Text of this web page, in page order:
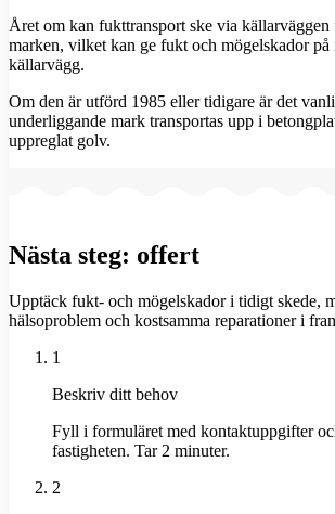
Året om kan fukttransport ske via
marken, vilket kan ge fukt och mögelskador på
källarvägg.
Om den är utförd 1985 eller tidigare är det
underliggande mark transportas upp i
uppreglat golv.
Nästa steg: offert
Upptäck fukt- och mögelskador i tidigt skede,
hälsoproblem och kostsamma reparationer i
1
Beskriv ditt behov
Fyll i formuläret med kontaktuppgifter
fastigheten. Tar 2 minuter.
2